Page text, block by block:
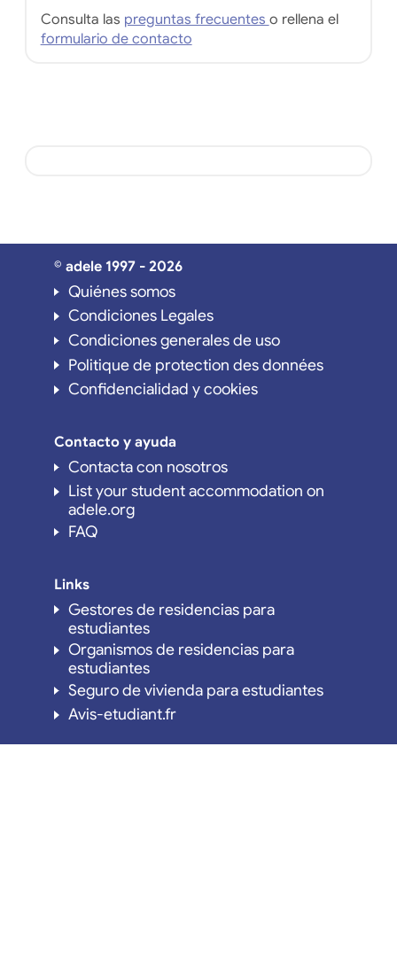
Consulta las preguntas frecuentes o rellena el
formulario de contacto
© adele 1997 - 2026
Quiénes somos
Condiciones Legales
Condiciones generales de uso
Politique de protection des données
Confidencialidad y cookies
Contacto y ayuda
Contacta con nosotros
List your student accommodation on
adele.org
FAQ
Links
Gestores de residencias para
estudiantes
Organismos de residencias para
estudiantes
Seguro de vivienda para estudiantes
Avis-etudiant.fr